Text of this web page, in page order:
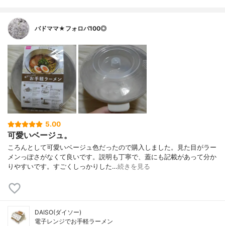
バドママ★フォロバ100◎
5.00
可愛いベージュ。
ころんとして可愛いベージュ色だったので購入しました。見た目がラー
メンっぽさがなくて良いです。説明も丁寧で、蓋にも記載があって分か
りやすいです。すごくしっかりした…続きを見る
DAISO(ダイソー)
電子レンジでお手軽ラーメン